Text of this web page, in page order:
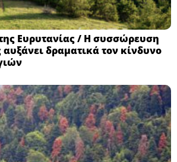
Ευρυτανίας / Η συσσώρευση
δραματικά τον κίνδυνο